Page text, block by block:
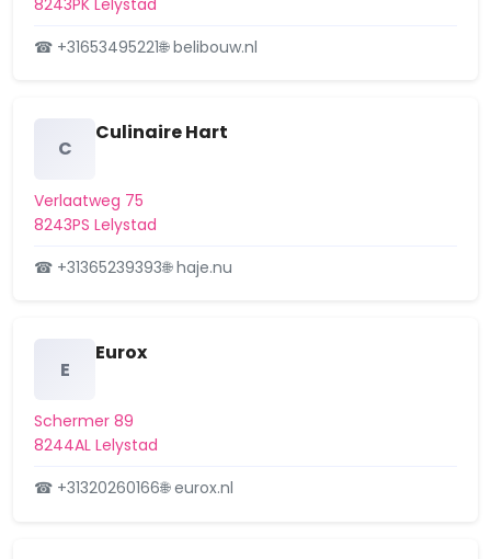
☎ +31653495221🌐 belibouw.nl
C
Culinaire Hart
Verlaatweg 75
8243PS Lelystad
☎ +31365239393🌐 haje.nu
E
Eurox
Schermer 89
8244AL Lelystad
☎ +31320260166🌐 eurox.nl